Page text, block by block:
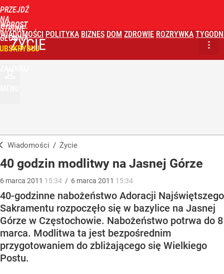
PRZEJDŹ
NA
STRONĘ
GŁÓWNĄ
WPROST
WIADOMOŚCI POLITYKA BIZNES DOM ZDROWIE ROZRYWKA
ŻYCIE
Wiadomości / Życie
40 godzin modlitwy na Jasnej Górze
6 marca 2011 15:34 / 6 marca 2011 15:34
40-godzinne nabożeństwo Adoracji Najświętszego
Sakramentu rozpoczęło się w bazylice na Jasnej
Górze w Częstochowie. Nabożeństwo potrwa do 8
marca. Modlitwa ta jest bezpośrednim
przygotowaniem do zbliżającego się Wielkiego
Postu.